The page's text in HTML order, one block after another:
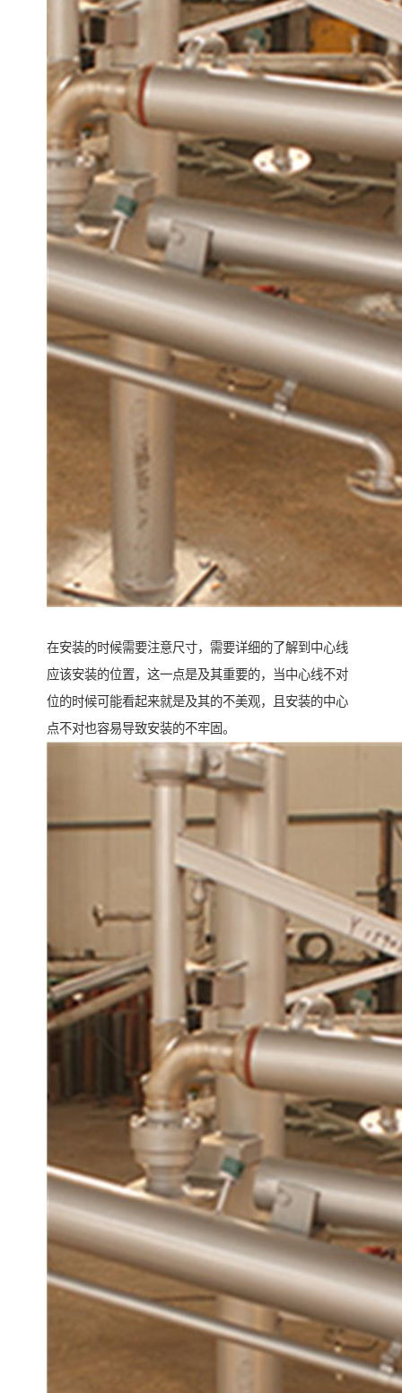
在安装的时候需要注意尺寸，需要详细的了解到中心线
应该安装的位置，这一点是及其重要的，当中心线不对
位的时候可能看起来就是及其的不美观，且安装的中心
点不对也容易导致安装的不牢固。